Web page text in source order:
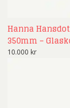
Hanna
350mm –
10.000 kr